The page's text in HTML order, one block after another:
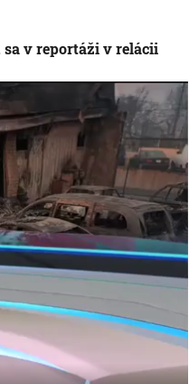
v reportáži v relácii